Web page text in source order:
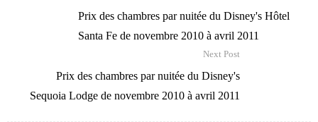
Prix des chambres par nuitée du Disney's Hôtel
Santa Fe de novembre 2010 à avril 2011
Next Post
Prix des chambres par nuitée du Disney's
Sequoia Lodge de novembre 2010 à avril 2011